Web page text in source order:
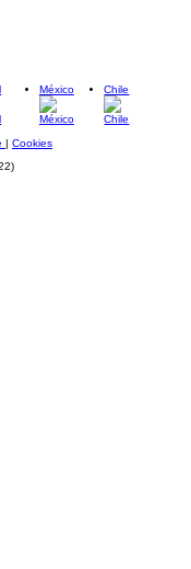
México Chile
| Cookies